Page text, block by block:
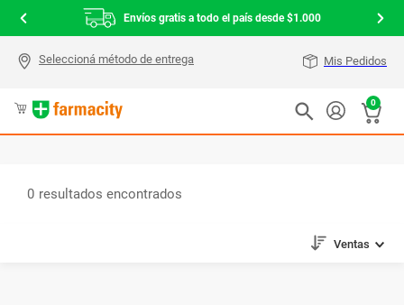
Envíos gratis a todo el país desde $1.000
Mis Pedidos
0
0
Ventas